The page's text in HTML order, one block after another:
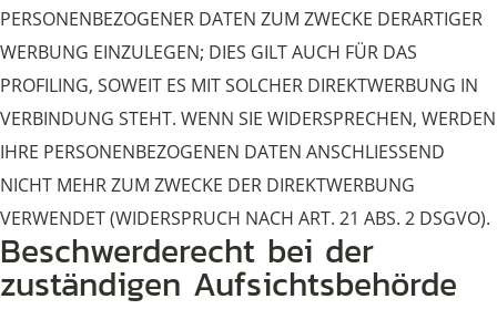
PERSONENBEZOGENER DATEN ZUM ZWECKE DERARTIGER
WERBUNG EINZULEGEN; DIES GILT AUCH FÜR DAS
PROFILING, SOWEIT ES MIT SOLCHER DIREKTWERBUNG IN
VERBINDUNG STEHT. WENN SIE WIDERSPRECHEN, WERDEN
IHRE PERSONENBEZOGENEN DATEN ANSCHLIESSEND
NICHT MEHR ZUM ZWECKE DER DIREKTWERBUNG
VERWENDET (WIDERSPRUCH NACH ART. 21 ABS. 2 DSGVO).
Beschwerde­recht bei der
zuständigen Aufsichts­behörde